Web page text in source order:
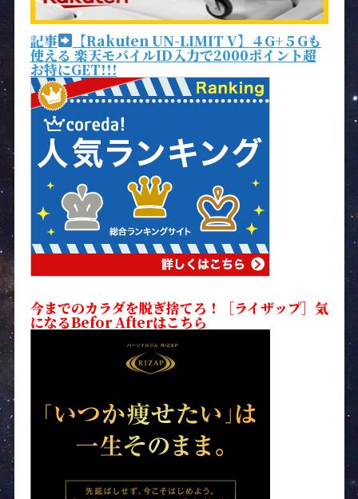
記事 【Rakuten UN-LIMIT V】４G+５Gも
使える 楽天モバイルID入力で2000ポイント超
お特にGET!!!
今までのカラダを脱ぎ捨てろ！［ライザップ］気
になるBefor Afterはこちら